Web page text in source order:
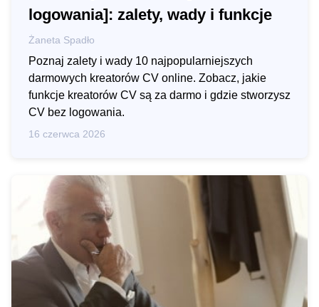
logowania]: zalety, wady i funkcje
Żaneta Spadło
Poznaj zalety i wady 10 najpopularniejszych
darmowych kreatorów CV online. Zobacz, jakie
funkcje kreatorów CV są za darmo i gdzie stworzysz
CV bez logowania.
16 czerwca 2026